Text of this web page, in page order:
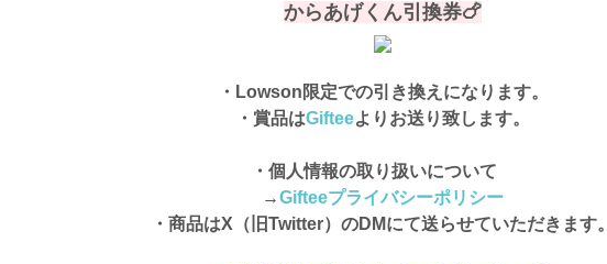
からあげくん引換券🍗
・Lowson限定での引き換えになります。
・賞品はGifteeよりお送り致します。
・個人情報の取り扱いについて
→Gifteeプライバシーポリシー
・商品はX（旧Twitter）のDMにて送らせていただきます。